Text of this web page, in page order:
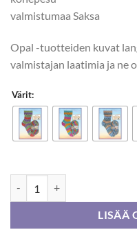
valmistumaa Saksa
Opal -tuotteiden kuvat
valmistajan laatimia ja ne
Värit:
LISÄÄ